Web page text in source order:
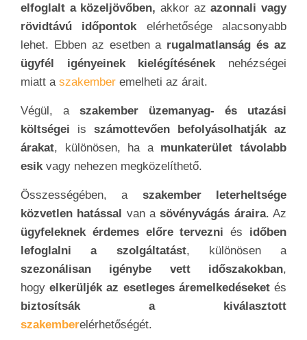
elfoglalt a közeljövőben, akkor azazonnali vagy
rövidtávú időpontok elérhetősége alacsonyabb
lehet. Ebben az esetben a rugalmatlanság és az
ügyfél igényeinek kielégítésének nehézségei
miatt a szakember emelheti az árait.
Végül, a szakember üzemanyag- és utazási
költségei is számottevően befolyásolhatják az
árakat, különösen, ha amunkaterület távolabb
esik vagy nehezen megközelíthető.
Összességében, a szakember leterheltsége
közvetlen hatással van asövényvágás áraira. Az
ügyfeleknek érdemes előre tervezniés időben
lefoglalni a szolgáltatást, különösen a
szezonálisan igénybe vett időszakokban,
hogy elkerüljék az esetleges áremelkedéseketés
biztosítsák a kiválasztott
szakemberelérhetőségét.